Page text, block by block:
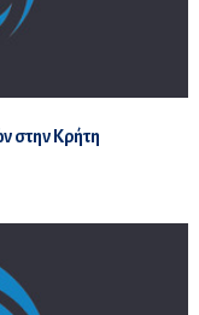
στην Κρήτη